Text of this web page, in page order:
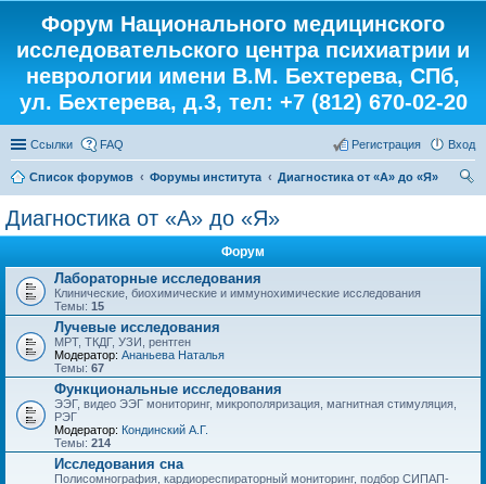
Форум Национального медицинского
исследовательского центра психиатрии и
неврологии имени В.М. Бехтерева, СПб,
ул. Бехтерева, д.3, тел: +7 (812) 670-02-20
Ссылки FAQ Вход
Регистрация
Список форумов Форумы института
Диагностика от «А» до «Я»
Диагностика от «А» до «Я»
Форум
Лабораторные исследования
Клинические, биохимические и иммунохимические исследования
Темы: 15
Лучевые исследования
МРТ, ТКДГ, УЗИ, рентген
Модератор: Ананьева Наталья
Темы: 67
Функциональные исследования
ЭЭГ, видео ЭЭГ мониторинг, микрополяризация, магнитная стимуляция,
РЭГ
Модератор: Кондинский А.Г.
Темы: 214
Исследования сна
Полисомнография, кардиореспираторный мониторинг, подбор СИПАП-